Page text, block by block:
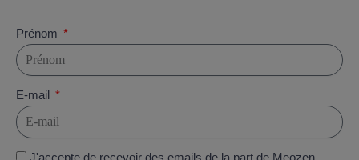
Prénom
E-mail
J'accepte de recevoir des emails de la part de Meozen